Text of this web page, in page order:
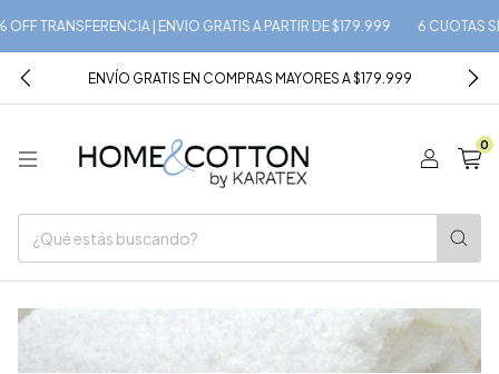
| ENVIO GRATIS A PARTIR DE $179.999 6 CUOTAS SIN
ENVÍO GRATIS EN COMPRAS MAYORES A $179.999
0